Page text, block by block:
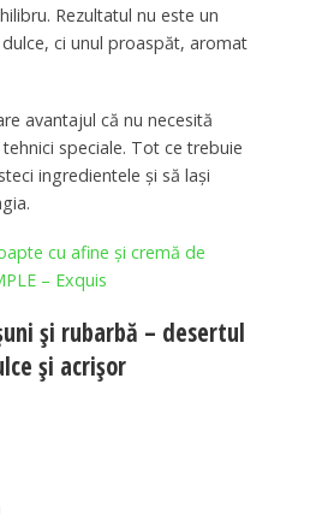
Rezultatul nu este un
ci unul proaspăt, aromat
avantajul că nu necesită
speciale. Tot ce trebuie
ingredientele și să lași
cu afine și cremă de
– Exquis
și rubarbă – desertul
și acrișor